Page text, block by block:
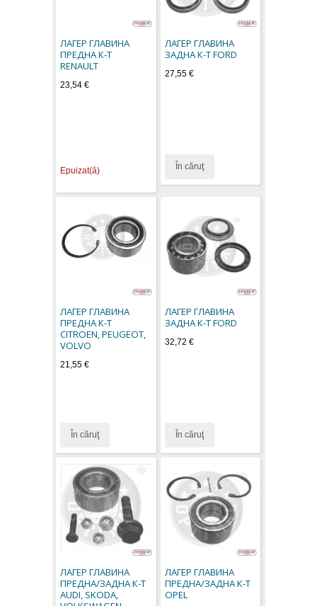
ЛАГЕР ГЛАВИНА
ПРЕДНА К-Т
RENAULT
23,54 €
Epuizat(ă)
ЛАГЕР ГЛАВИНА
ЗАДНА К-Т FORD
27,55 €
În căruţ
ЛАГЕР ГЛАВИНА
ПРЕДНА К-Т
CITROEN, PEUGEOT,
VOLVO
21,55 €
În căruţ
ЛАГЕР ГЛАВИНА
ЗАДНА К-Т FORD
32,72 €
În căruţ
ЛАГЕР ГЛАВИНА
ПРЕДНА/ЗАДНА К-Т
AUDI, SKODA,
ЛАГЕР ГЛАВИНА
ПРЕДНА/ЗАДНА К-Т
OPEL